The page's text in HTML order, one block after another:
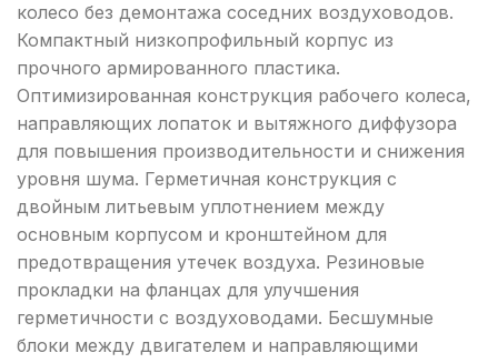
колесо без демонтажа соседних воздуховодов.
Компактный низкопрофильный корпус из
прочного армированного пластика.
Оптимизированная конструкция рабочего колеса,
направляющих лопаток и вытяжного диффузора
для повышения производительности и снижения
уровня шума. Герметичная конструкция с
двойным литьевым уплотнением между
основным корпусом и кронштейном для
предотвращения утечек воздуха. Резиновые
прокладки на фланцах для улучшения
герметичности с воздуховодами. Бесшумные
блоки между двигателем и направляющими